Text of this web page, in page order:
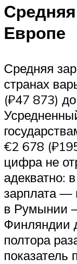
Европе
Средняя
странах
(₽47 873)
€2 678
цифра не
адекватно:
зарплата —
в Румынии
Финляндии
полтора
показатель